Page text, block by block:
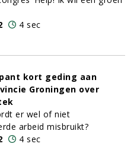
4 sec
kort geding aan
Groningen over
er wel of niet
arbeid misbruikt?
4 sec